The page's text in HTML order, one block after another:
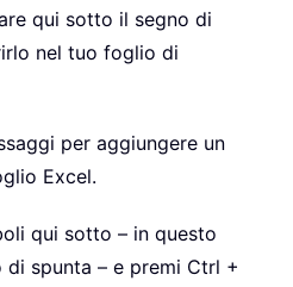
qui sotto il segno di
nel tuo foglio di
per aggiungere un
Excel.
qui sotto – in questo
spunta – e premi Ctrl +